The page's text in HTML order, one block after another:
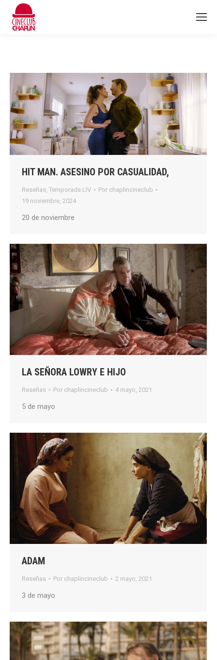
HIT MAN. ASESINO POR CASUALIDAD,
Reseñas, Temporada LIV Por chaplincineclub
19 noviembre, 2024
20 de noviembre
LA SEÑORA LOWRY E HIJO
Reseñas Por chaplincineclub 4 mayo, 2021
5 de mayo
ADAM
Reseñas Por chaplincineclub 2 mayo, 2021
3 de mayo